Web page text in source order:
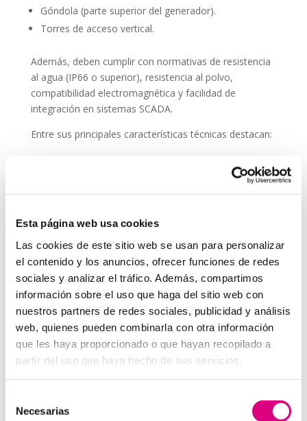
Esta página web usa cookies
Las cookies de este sitio web se usan para personalizar
el contenido y los anuncios, ofrecer funciones de redes
sociales y analizar el tráfico. Además, compartimos
información sobre el uso que haga del sitio web con
nuestros partners de redes sociales, publicidad y análisis
web, quienes pueden combinarla con otra información
que les haya proporcionado o que hayan recopilado a
partir del uso que haya hecho de sus servicios.
Necesarias
Góndola (parte superior del generador).
Torres de acceso vertical.
Además, deben cumplir con normativas de resistencia
al agua (IP66 o superior), resistencia al polvo,
compatibilidad electromagnética y facilidad de
integración en sistemas SCADA.
Entre sus principales características técnicas destacan:
Botones de emergencia o comunicación directa.
móviles.
Alimentación PoE (Power over Ethernet) para
simplificar el cableado.
Beneficios de implementar
interfonos IP en tus
aerogeneradores
Seguridad operativa:permite actuar rápidamente
ante incidencias, caídas o emergencias médicas.
tiempo real de tareas de mantenimiento o